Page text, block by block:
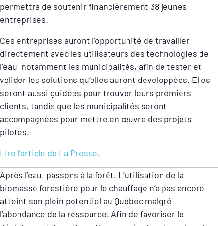
permettra de soutenir financièrement 38 jeunes
entreprises.
Ces entreprises auront l’opportunité de travailler
directement avec les utilisateurs des technologies de
l’eau, notamment les municipalités, afin de tester et
valider les solutions qu’elles auront développées. Elles
seront aussi guidées pour trouver leurs premiers
clients, tandis que les municipalités seront
accompagnées pour mettre en œuvre des projets
pilotes.
Lire l’article de La Presse.
Après l’eau, passons à la forêt. L’utilisation de la
biomasse forestière pour le chauffage n’a pas encore
atteint son plein potentiel au Québec malgré
l’abondance de la ressource. Afin de favoriser le